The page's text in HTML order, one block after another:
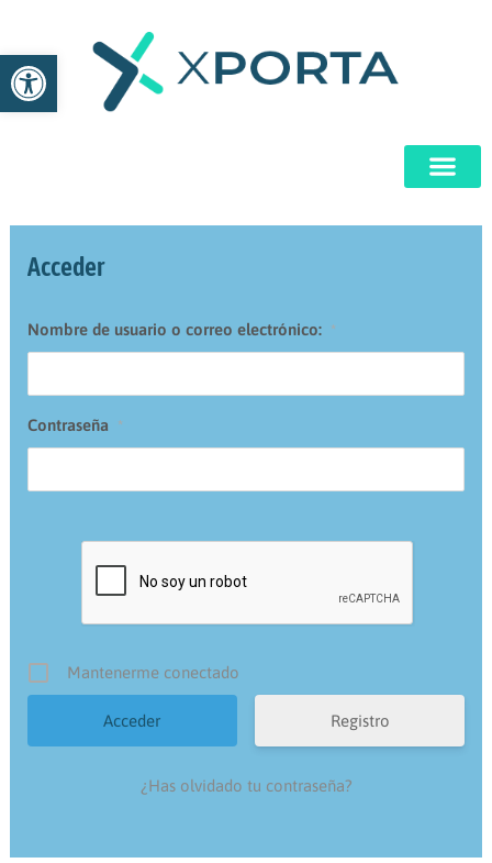
Abrir barra de herramientas
contenido
Acceder
Nombre de usuario o correo electrónico: *
Contraseña *
Mantenerme conectado
Registro
¿Has olvidado tu contraseña?